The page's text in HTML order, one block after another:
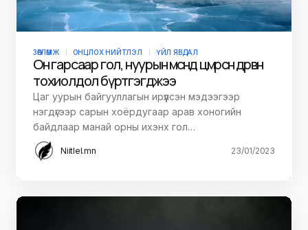
ЗӨВЛӨМЖ ОНЦЛОХ НИЙТЛЭЛ ҮЙЛ ЯВДАЛ
Он гарсаар гол, нуурын мөсөнд цөмөрсөн дөрвөн
тохиолдол бүртгэгджээ
Цаг уурын байгууллагын ирүүлсэн мэдээгээр
нэгдүгээр сарын хоёрдугаар арав хоногийн
байдлаар манай орны ихэнх гол…
Niitlel.mn 23/01/2023